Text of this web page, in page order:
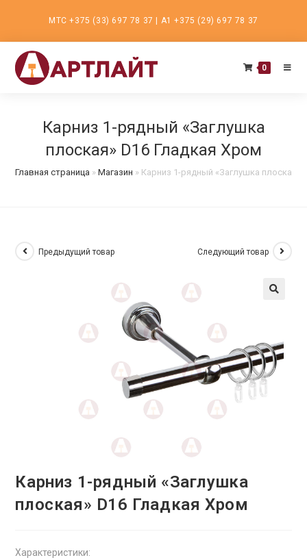
содержимому
МТС +375 (33) 697 78 37 | А1 +375 (29) 697 78 37
0
Карниз 1-рядный «Заглушка
плоская» D16 Гладкая Хром
Главная страница »Магазин » Карниз 1-рядный «Заглушка плоская»
Предыдущий товар Следующий товар
Карниз 1-рядный «Заглушка
плоская» D16 Гладкая Хром
Характеристики: